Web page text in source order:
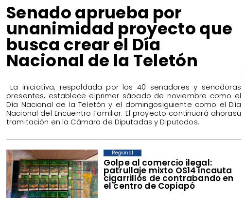
Golpe al comercio ilegal:
patrullaje mixto OS14 incauta
cigarrillos de contrabando en
el centro de Copiapó
Regional
​Senado aprueba por
unanimidad proyecto que
busca crear el Día
Nacional de la Teletón
​ La iniciativa, respaldada por los 40 senadores y senadoras
presentes, establece elprimer sábado de noviembre como el
Día Nacional de la Teletón y el domingosiguiente como el Día
Nacional del Encuentro Familiar. El proyecto continuará ahorasu
tramitación en la Cámara de Diputadas y Diputados.